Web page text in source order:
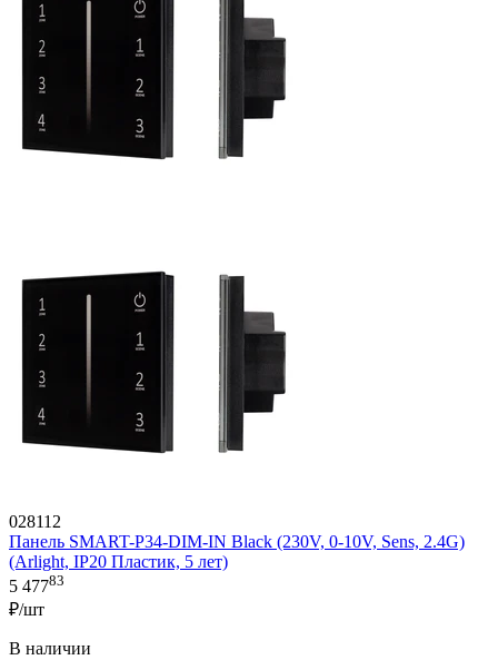
028112
Панель SMART-P34-DIM-IN Black (230V, 0-10V, Sens, 2.4G)
(Arlight, IP20 Пластик, 5 лет)
5 47783
₽/шт
В наличии